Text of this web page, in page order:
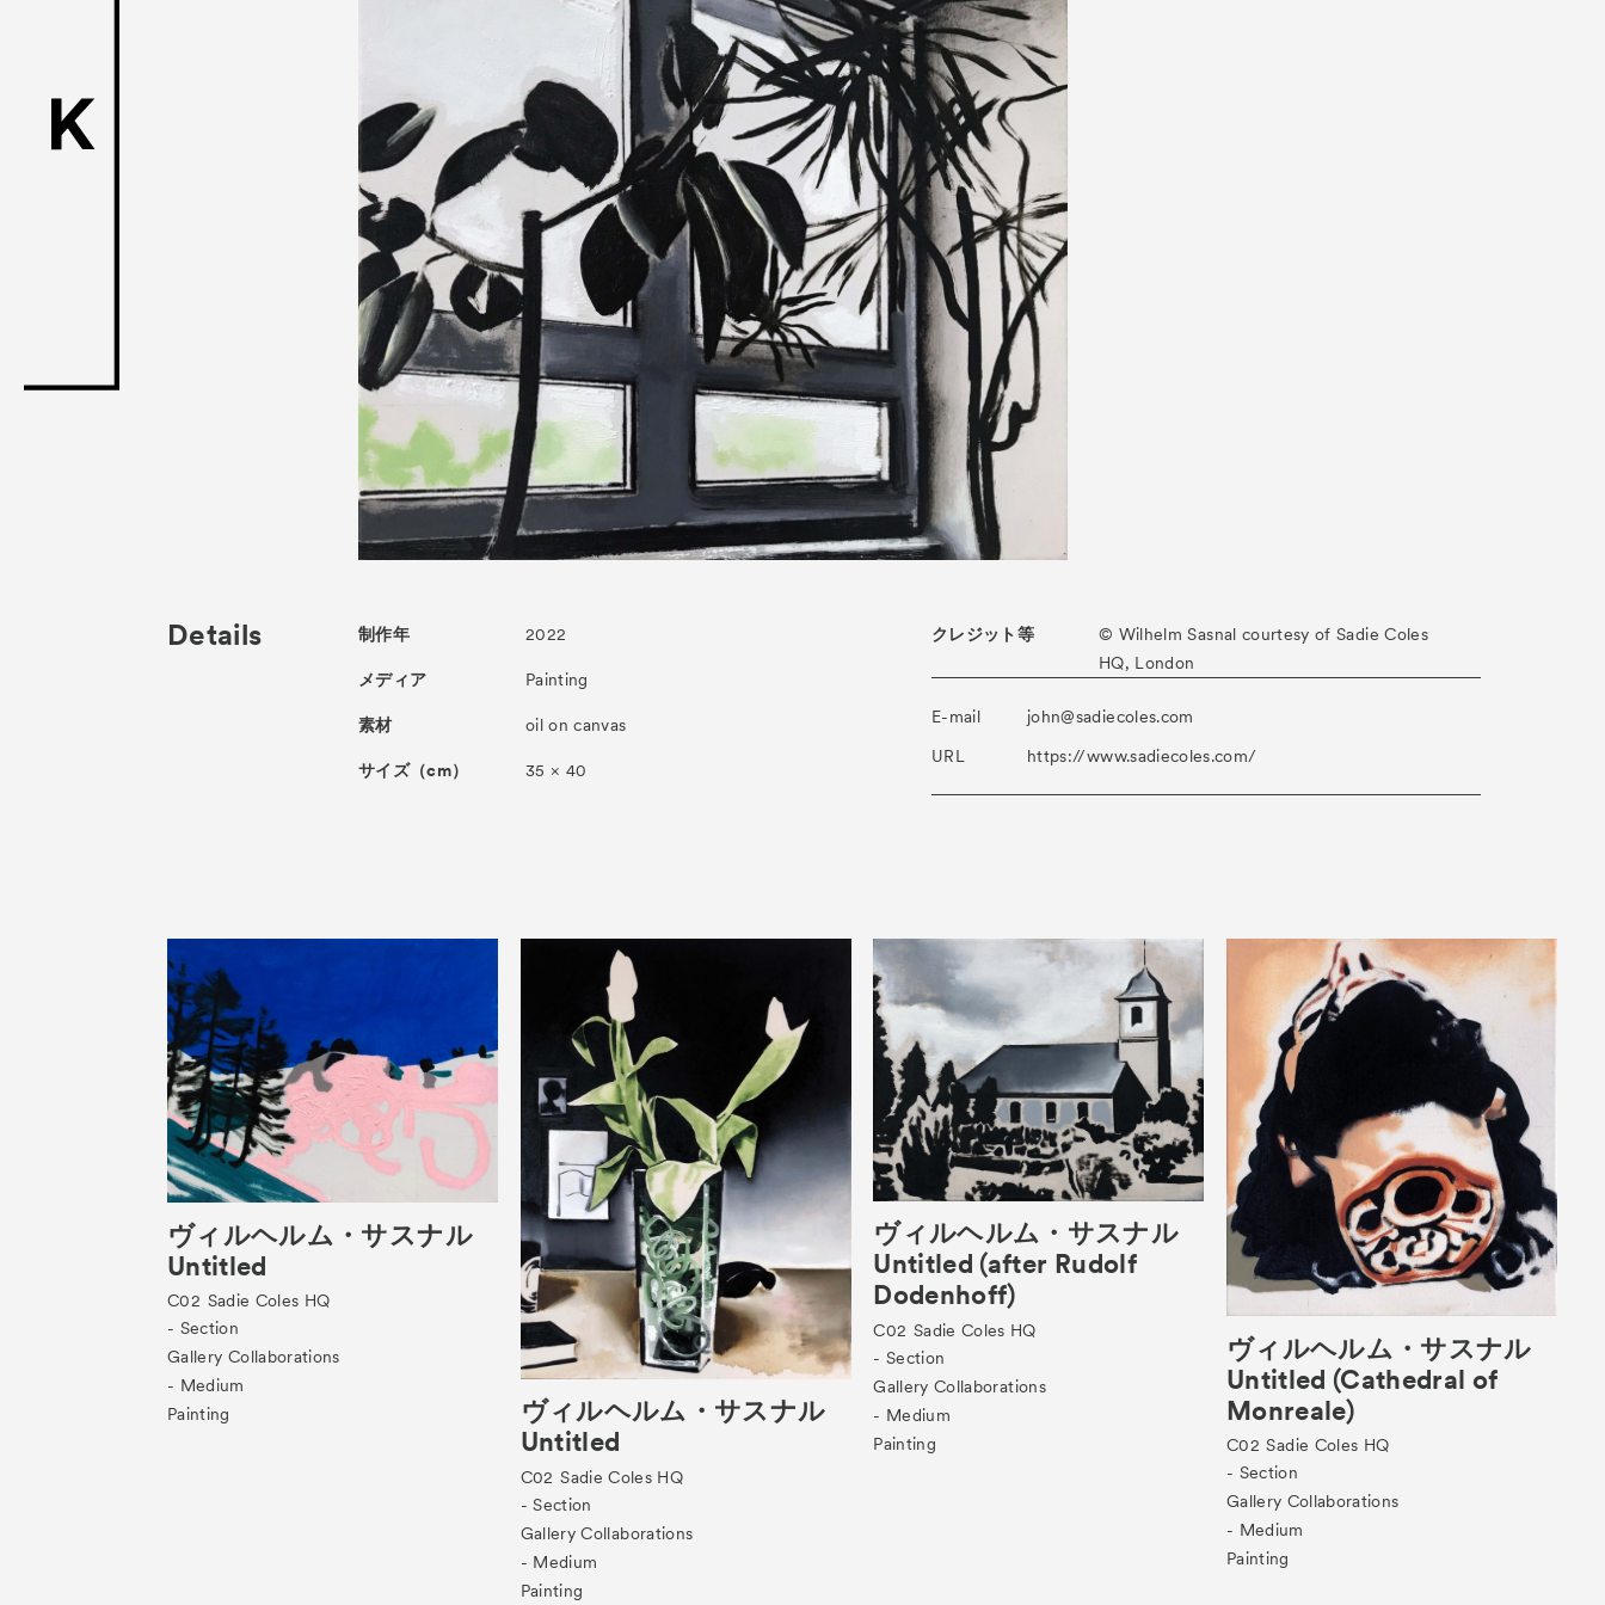
- Satellite Program “Flowers of Time”
- Public Program
Talks トークイベント
For Kids キッズプログラム
Special Programs スペシャルプログラム
Associated Programs 連携プログラム
Archive
Details 制作年 2022
メディア Painting
素材 oil on canvas
サイズ（cm） 35 × 40
クレジット等
© Wilhelm Sasnal courtesy of Sadie Coles
HQ, London
E-mail
john@sadiecoles.com
URL
https://www.sadiecoles.com/
ヴィルヘルム・サスナル
Untitled
C02 Sadie Coles HQ
- Section
Gallery Collaborations
- Medium
Painting
ヴィルヘルム・サスナル
Untitled
C02 Sadie Coles HQ
- Section
Gallery Collaborations
- Medium
Painting
ヴィルヘルム・サスナル
Untitled (after Rudolf
Dodenhoff)
C02 Sadie Coles HQ
- Section
Gallery Collaborations
- Medium
Painting
ヴィルヘルム・サスナル
Untitled (Cathedral of
Monreale)
C02 Sadie Coles HQ
- Section
Gallery Collaborations
- Medium
Painting